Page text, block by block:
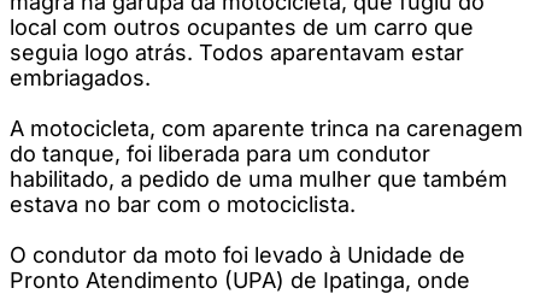
local com outros ocupantes de um carro que
seguia logo atrás. Todos aparentavam estar
embriagados.
A motocicleta, com aparente trinca na carenagem
do tanque, foi liberada para um condutor
habilitado, a pedido de uma mulher que também
estava no bar com o motociclista.
O condutor da moto foi levado à Unidade de
Pronto Atendimento (UPA) de Ipatinga, onde